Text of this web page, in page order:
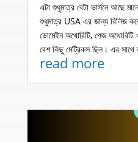
এটা শুধুমাত্র বেটা ভার্সনে আছে
শুধুমাত্র USA এর জান্য রিলিজ
ডোমেইন অথোরিটি, পেজ
বেশ কিছু মেট্রিকস ছিল। এর
read more